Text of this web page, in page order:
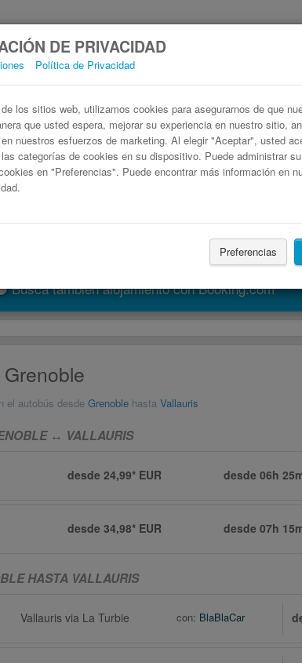
DE PRIVACIDAD
Política de Privacidad
los sitios web, utilizamos cookies para asegurarnos de que
que usted espera, mejorar su experiencia en nuestro sitio,
nuestros esfuerzos de marketing. Al elegir "Aceptar", usted
categorías de cookies en su dispositivo. Puede administrar su
en "Preferencias". Puede encontrar más información en
Preferencias
Busca también alojamiento con Booking.com
el autobús desde Grenoble hasta Vallauris
↔ VALLAURIS
desde 24,99* EUR desde06h
desde 34,98* EUR desde07h
HASTA VALLAURIS
Vallauris via La Turbie con: BlaBlaCar